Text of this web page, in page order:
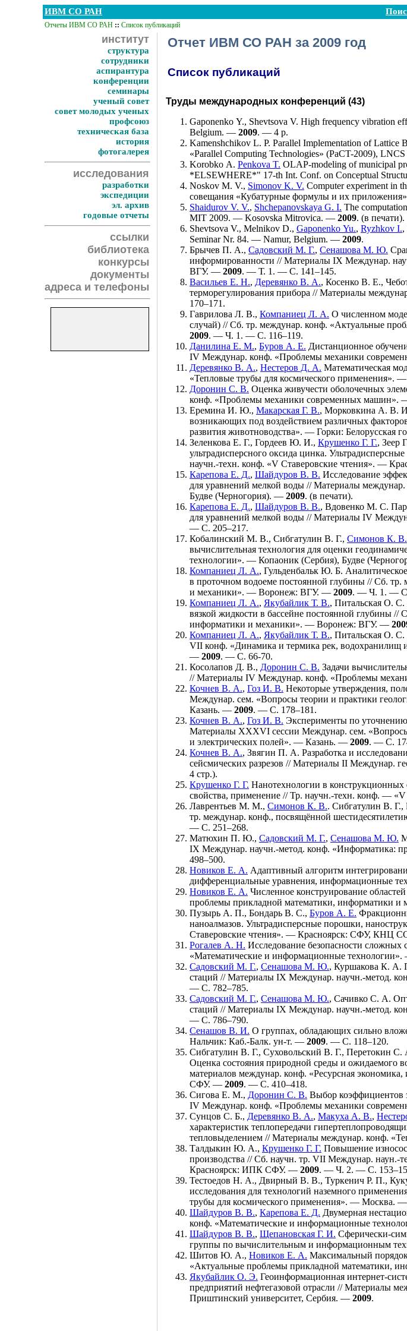
ИВМ СО РАН
Отчеты ИВМ СО РАН :: Список публикаций
институт
структура
сотрудники
аспирантура
конференции
семинары
ученый совет
совет молодых ученых
профсоюз
техническая база
история
фотогалерея
исследования
разработки
экспедиции
эл. архив
годовые отчеты
ссылки
библиотека
конкурсы
документы
адреса и телефоны
Отчет ИВМ СО РАН за 2009 год
Список публикаций
Труды международных конференций (43)
Gaponenko Y., Shevtsova V. High frequency vibration
Belgium. — 2009. — 4 p.
Kamenshchikov L. P. Parallel Implementation of Lattice
«Parallel Computing Technologies» (PaCT-2009),
Korobko A. Penkova T. OLAP-modeling of municipal
*ELSEWHERE*" 17-th Int. Conf. on Conceptual
Noskov M. V., Simonov K. V. Computer experiment in
совещания «Кубатурные формулы и их
Shaidurov V. V., Shchepanovskaya G. I. The
MIT 2009. — Kosovska Mitrovica. — 2009. (в печати).
Shevtsova V., Melnikov D., Gaponenko Yu., Ryzhkov I.,
Seminar Nr. 84. — Namur, Belgium. — 2009.
Брычев П. А., Садовский М. Г., Сенашова М. Ю.
информированности // Материалы IX Междунар.
ВГУ. — 2009. — Т. 1. — C. 141–145.
Васильев Е. Н., Деревянко В. А., Косенко В. Е.,
терморегулирования прибора // Материалы
1 70–171 .
Гаврилова Л. В., Компаниец Л. А. О численном
случай) // Сб. тр. междунар. конф. «Актуальные
2009. — Ч. 1. — С. 116–119.
Данилина Е. М., Буров А. Е. Дистанционное
IV Междунар. конф. «Проблемы механики
Деревянко В. А., Нестеров Д. А. Математическая
«Тепловые трубы для космического применения».
Доронин С. В. Оценка живучести оболочечных
конф. «Проблемы механики современных
Еремина И. Ю., Макарская Г. В., Морковкина А. В.
возникающих под воздействием различных
развития животноводства». — Горки: Белорусская
Зеленкова Е. Г., Гордеев Ю. И., Крушенко Г. Г., Зеер
ультрадисперсного оксида цинка.
научн.-техн. конф. «V Ставеровские чтения». —
Карепова Е. Д., Шайдуров В. В. Исследование
для уравнений мелкой воды // Материалы
Будве (Черногория). — 2009. (в печати).
Карепова Е. Д., Шайдуров В. В., Вдовенко М. С.
для уравнений мелкой воды // Материалы IV
— С. 205–217.
Кобалинский М. В., Сибгатулин В. Г., Симонов К. В.
вычислительная технология для оценки
технологии». — Копаоник (Сербия), Будве
Компаниец Л. А., Гульденбальк Ю. Б.
в проточном водоеме постоянной глубины // Сб.
и механики». — Воронеж: ВГУ. — 2009. — Ч. 1. —
Компаниец Л. А., Якубайлик Т. В., Питальская О. С.
вязкой жидкости в бассейне постоянной глубины
информатики и механики». — Воронеж: ВГУ. —
Компаниец Л. А., Якубайлик Т. В., Питальская О. С.
VII конф. «Динамика и термика рек,
— 2009. — С. 66-70.
Косолапов Д. В., Доронин С. В. Задачи
// Материалы IV Междунар. конф. «Проблемы
Кочнев В. А., Гоз И. В. Некоторые утверждения,
Междунар. сем. «Вопросы теории и практики
Казань. — 2009. — С. 1 78–181 .
Кочнев В. А., Гоз И. В. Эксперименты по
Материалы XXXVI сессии Междунар. сем.
и электрических полей». — Казань. — 2009. — С. 1
Кочнев В. А., Звягин П. А. Разработка и
сейсмических разрезов // Материалы II Междунар.
4 стр.).
Крушенко Г. Г. Нанотехнологии в конструкционных
свойства, применение // Тр. научн.-техн. конф.
Лаврентьев М. М., Симонов К. В.. Сибгатулин В. Г.,
тр. междунар. конф., посвящённой
— С. 251–268.
Матюхин П. Ю., Садовский М. Г., Сенашова М. Ю.
IX Междунар. научн.-метод. конф. «Информатика:
498–500.
Новиков Е. А. Адаптивный алгоритм
дифференциальные уравнения, информационные
Новиков Е. А. Численное конструирование
проблемы прикладной математики, информатики
Пузырь А. П., Бондарь В. С., Буров А. Е.
наноалмазов. Ультрадисперсные порошки,
Ставеровские чтения». — Красноярск: СФУ, КНЦ
Рогалев А. Н. Исследование безопасности
«Математические и информационные
Садовский М. Г., Сенашова М. Ю., Куршакова К. А.
стаций // Материалы IX Междунар. научн.-метод.
— C. 782–785.
Садовский М. Г., Сенашова М. Ю., Сачивко С. А.
стаций // Материалы IX Междунар. научн.-метод.
— C. 786–790.
Сенашов В. И. О группах, обладающих сильно
Нальчик: Каб.-Балк. ун-т. — 2009. — С. 118–120.
Сибгатулин В. Г., Суховольский В. Г., Перетокин С.
Оценка состояния природной среды и ожидаемого
материалов междунар. конф. «Ресурсная
СФУ. — 2009. — С. 410–418.
Сигова Е. М., Доронин С. В. Выбор коэффициентов
IV Междунар. конф. «Проблемы механики
Сунцов С. Б., Деревянко В. А., Макуха А. В.,
характеристик теплопередачи
тепловыделением // Материалы междунар. конф.
Талдыкин Ю. А., Крушенко Г. Г. Повышение
производства // Сб. научн. тр. VII Междунар. наун.-
Красноярск: ИПК СФУ. — 2009. — Ч. 2. — С. 1
Тестоедов Н. А., Двирный В. В., Туркенич Р. П.,
исследования для технологий наземного
трубы для космического применения». — Москва. —
Шайдуров В. В., Карепова Е. Д. Двумерная
конф. «Математические и информационные
Шайдуров В. В., Щепановская Г. И. Сферически-
группы по вычислительным и информационным
Шитов Ю. А., Новиков Е. А. Максимальный
«Актуальные проблемы прикладной математики,
Якубайлик О. Э. Геоинформационная интернет-
предприятий нефтегазовой отрасли // Материалы
Приштинский университет, Сербия. — 2009.